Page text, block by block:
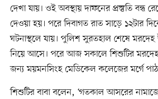
দেখা যায়। ওই অবস্থায় দাফনের প্রস্তুতি বন্ধ
দেওয়া হয়। পরে দিবাগত রাত সাড়ে ১২টার
ঘটনাস্থলে যায়। পুলিশ সুরতহাল শেষে মরদেহ
নিয়ে আসে। পরে আজ সকালে শিশুটির মরদেহ
জন্য ময়মনসিংহ মেডিকেল কলেজের মর্গে
শিশুটির বাবা বলেন, ‘গতকাল আসরের